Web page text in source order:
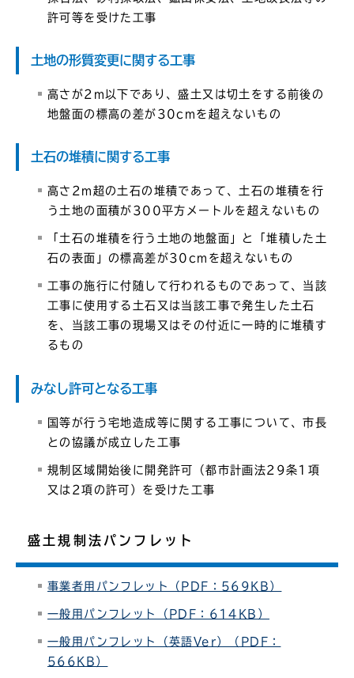
許可等を受けた工事
土地の形質変更に関する工事
高さが2m以下であり、盛土又は切土をする前後の
地盤面の標高の差が30cmを超えないもの
土石の堆積に関する工事
高さ2m超の土石の堆積であって、土石の堆積を行
う土地の面積が300平方メートルを超えないもの
「土石の堆積を行う土地の地盤面」と「堆積した土
石の表面」の標高差が30cmを超えないもの
工事の施行に付随して行われるものであって、当該
工事に使用する土石又は当該工事で発生した土石
を、当該工事の現場又はその付近に一時的に堆積す
るもの
みなし許可となる工事
国等が行う宅地造成等に関する工事について、市長
との協議が成立した工事
規制区域開始後に開発許可（都市計画法29条1項
又は2項の許可）を受けた工事
盛土規制法パンフレット
事業者用パンフレット（PDF：569KB）
一般用パンフレット（PDF：614KB）
一般用パンフレット（英語Ver）（PDF：
566KB）